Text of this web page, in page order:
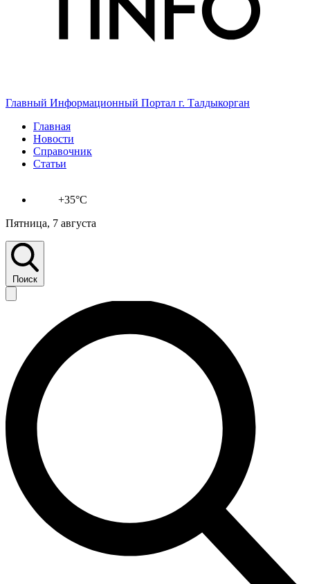
Главный Информационный Портал г. Талдыкорган
Главная
Новости
Справочник
Статьи
+35°C
Пятница, 7 августа
Поиск